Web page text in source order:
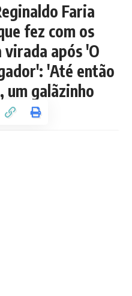
Faria
fez com os
após 'O
'Até então
um galãzinho